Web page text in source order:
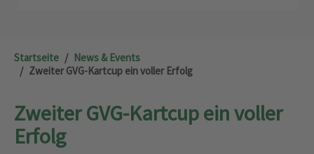
Startseite
News & Events
Zweiter GVG-Kartcup ein voller Erfolg
Zweiter GVG-Kartcup ein voller
Erfolg